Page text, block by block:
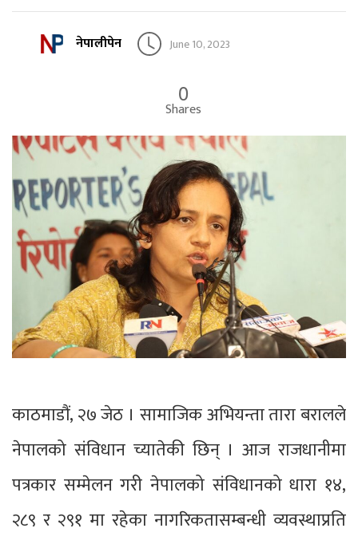
नेपालीपेन June 10, 2023
0
Shares
काठमाडौं, २७ जेठ । सामाजिक अभियन्ता तारा बरालले
नेपालको संविधान च्यातेकी छिन् । आज राजधानीमा
पत्रकार सम्मेलन गरी नेपालको संविधानको धारा १४,
२८९ र २९१ मा रहेका नागरिकतासम्बन्धी व्यवस्थाप्रति